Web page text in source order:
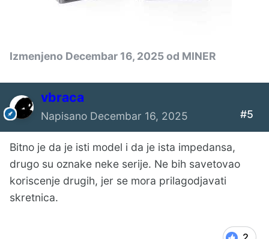
Izmenjeno Decembar 16, 2025od MINER
vbraca
Napisano Decembar 16, 2025 #5
Bitno je da je isti model i da je ista impedansa,
drugo su oznake neke serije. Ne bih savetovao
koriscenje drugih, jer se mora prilagodjavati
skretnica.